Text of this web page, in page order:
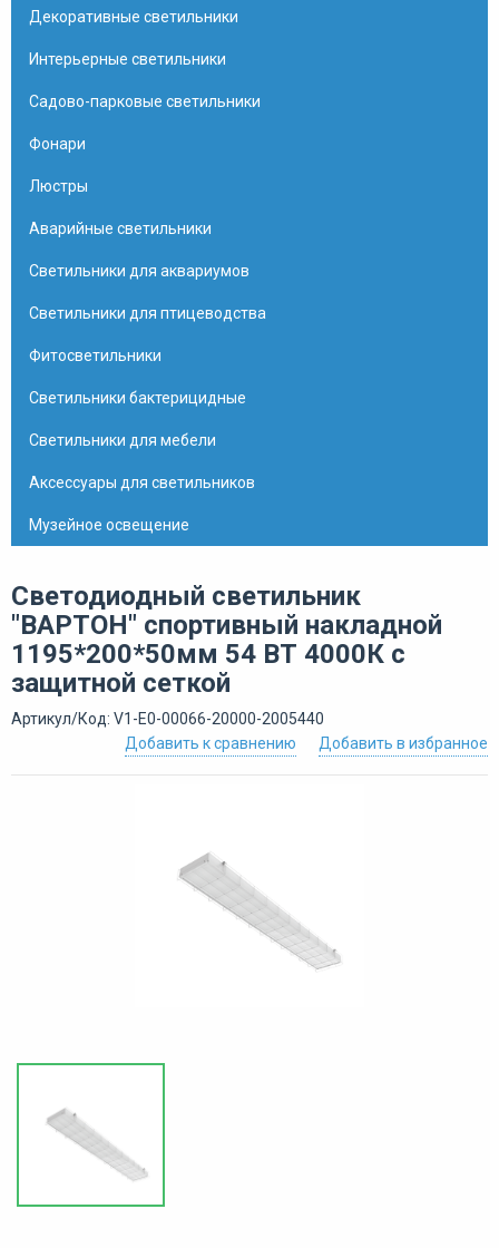
Декоративные светильники
Интерьерные светильники
Садово-парковые светильники
Фонари
Люстры
Аварийные светильники
Светильники для аквариумов
Светильники для птицеводства
Фитосветильники
Светильники бактерицидные
Светильники для мебели
Аксессуары для светильников
Музейное освещение
Светодиодный светильник
"ВАРТОН" спортивный накладной
1195*200*50мм 54 ВТ 4000К с
защитной сеткой
Артикул/Код: V1-E0-00066-20000-2005440
Добавить в избранное
Добавить к сравнению